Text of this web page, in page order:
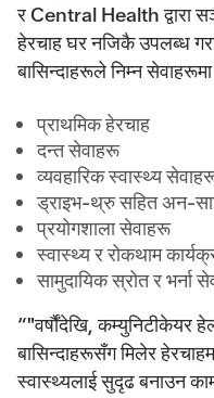
र Central Health द्वारा
हेरचाह घर नजिकै उपलब्ध
बासिन्दाहरूले निम्न
प्राथमिक हेरचाह
दन्त सेवाहरू
व्यवहारिक स्वास्थ्य
ड्राइभ-थ्रु सहित अन-
प्रयोगशाला सेवाहरू
स्वास्थ्य र रोकथाम
सामुदायिक स्रोत र भर्ना
“"वर्षौंदेखि, कम्युनिटीकेयर
बासिन्दाहरूसँग मिलेर
स्वास्थ्यलाई सुदृढ बनाउन